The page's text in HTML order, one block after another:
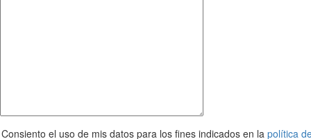
el uso de mis datos para los fines indicados en la política